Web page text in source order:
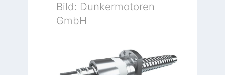
Bild: Dunkermotoren
GmbH